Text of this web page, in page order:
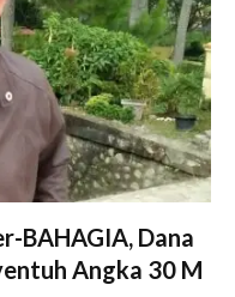
BAHAGIA, Dana
Angka 30 M